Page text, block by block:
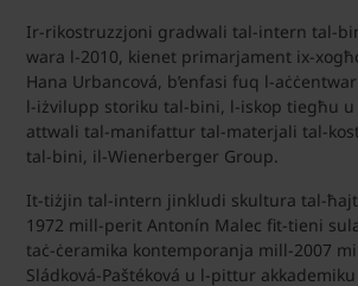
Ir-rikostruzzjoni gradwali tal-intern tal-
wara l-2010, kienet primarjament ix-
Hana Urbancová, b’enfasi fuq l-
l-iżvilupp storiku tal-bini, l-iskop tiegħu
attwali tal-manifattur tal-materjali tal-
tal-bini, il-Wienerberger Group.
It-tiżjin tal-intern jinkludi skultura tal-
1972 mill-perit Antonín Malec fit-tieni
taċ-ċeramika kontemporanja mill-2007
Sládková-Paštéková u l-pittur